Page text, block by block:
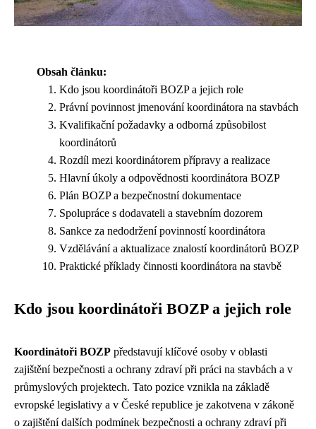
Obsah článku:
Kdo jsou koordinátoři BOZP a jejich role
Právní povinnost jmenování koordinátora na stavbách
Kvalifikační požadavky a odborná způsobilost
koordinátorů
Rozdíl mezi koordinátorem přípravy a realizace
Hlavní úkoly a odpovědnosti koordinátora BOZP
Plán BOZP a bezpečnostní dokumentace
Spolupráce s dodavateli a stavebním dozorem
Sankce za nedodržení povinností koordinátora
Vzdělávání a aktualizace znalostí koordinátorů BOZP
Praktické příklady činnosti koordinátora na stavbě
Kdo jsou koordinátoři BOZP a jejich role
Koordinátoři BOZP představují klíčové osoby v oblasti
zajištění bezpečnosti a ochrany zdraví při práci na stavbách a v
průmyslových projektech. Tato pozice vznikla na základě
evropské legislativy a v České republice je zakotvena v zákoně
o zajištění dalších podmínek bezpečnosti a ochrany zdraví při